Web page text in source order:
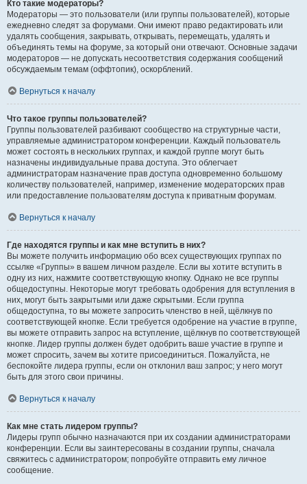
Кто такие модераторы?
Модераторы — это пользователи (или группы пользователей), которые
ежедневно следят за форумами. Они имеют право редактировать или
удалять сообщения, закрывать, открывать, перемещать, удалять и
объединять темы на форуме, за который они отвечают. Основные задачи
модераторов — не допускать несоответствия содержания сообщений
обсуждаемым темам (оффтопик), оскорблений.
Вернуться к началу
Что такое группы пользователей?
Группы пользователей разбивают сообщество на структурные части,
управляемые администратором конференции. Каждый пользователь
может состоять в нескольких группах, и каждой группе могут быть
назначены индивидуальные права доступа. Это облегчает
администраторам назначение прав доступа одновременно большому
количеству пользователей, например, изменение модераторских прав
или предоставление пользователям доступа к приватным форумам.
Вернуться к началу
Где находятся группы и как мне вступить в них?
Вы можете получить информацию обо всех существующих группах по
ссылке «Группы» в вашем личном разделе. Если вы хотите вступить в
одну из них, нажмите соответствующую кнопку. Однако не все группы
общедоступны. Некоторые могут требовать одобрения для вступления в
них, могут быть закрытыми или даже скрытыми. Если группа
общедоступна, то вы можете запросить членство в ней, щёлкнув по
соответствующей кнопке. Если требуется одобрение на участие в группе,
вы можете отправить запрос на вступление, щёлкнув по соответствующей
кнопке. Лидер группы должен будет одобрить ваше участие в группе и
может спросить, зачем вы хотите присоединиться. Пожалуйста, не
беспокойте лидера группы, если он отклонил ваш запрос; у него могут
быть для этого свои причины.
Вернуться к началу
Как мне стать лидером группы?
Лидеры групп обычно назначаются при их создании администраторами
конференции. Если вы заинтересованы в создании группы, сначала
свяжитесь с администратором; попробуйте отправить ему личное
сообщение.